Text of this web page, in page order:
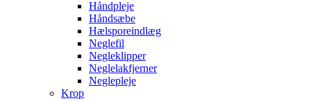
Håndpleje
Håndsæbe
Hælsporeindlæg
Neglefil
Negleklipper
Neglelakfjerner
Neglepleje
Krop